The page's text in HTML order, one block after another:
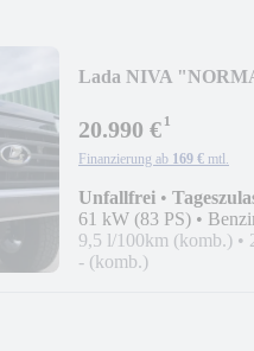
Lada NIVA
20.990 €¹
Finanzierung ab 169 € mtl.
Unfallfrei •
61 kW (83 PS) •
9,5 l/100km (komb.) •
- (komb.)